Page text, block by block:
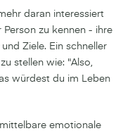
daran interessiert
zu kennen - ihre
Ziele. Ein schneller
stellen wie: "Also,
würdest du im Leben
emotionale